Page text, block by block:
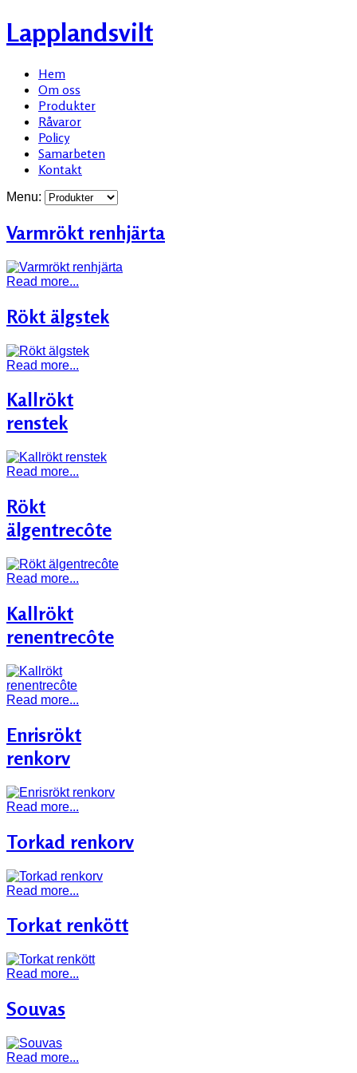
Lapplandsvilt
Hem
Om oss
Produkter
Råvaror
Policy
Samarbeten
Kontakt
Menu:
Varmrökt renhjärta
Read more...
Rökt älgstek
Read more...
Kallrökt
renstek
Read more...
Rökt
älgentrecôte
Read more...
Kallrökt
renentrecôte
Read more...
Enrisrökt
renkorv
Read more...
Torkad renkorv
Read more...
Torkat renkött
Read more...
Souvas
Read more...